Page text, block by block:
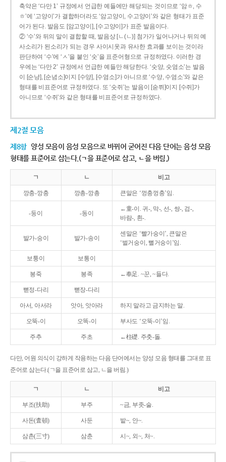
축약은 ‘다만 1’ 규정에서 언급한 예들에만 해당되는 것이므로 ‘암ㅎ, 수
ㅎ’에 ‘고양이’가 결합하더라도 ‘암고양이, 수고양이’와 같은 형태가 표준
어가 된다. 발음도 [암고양이], [수고양이]가 표준 발음이다.
② ‘수’와 뒤의 말이 결합할 때, 발음상 [ㄴ(ㄴ)] 첨가가 일어나거나 뒤의 예
사소리가 된소리가 되는 경우 사이시옷과 유사한 효과를 보이는 것이라
판단하여 ‘수’에 ‘ㅅ’을 붙인 ‘숫’을 표준어형으로 규정하였다. 이러한 경
우에는 ‘다만 2’ 규정에서 언급한 예들만 해당한다. ‘숫양, 숫염소’는 발음
이 [순냥], [순념소]이지 [수양], [수염소]가 아니므로 ‘수양, 수염소’와 같은
형태를 비표준어로 규정하였다. 또 ‘숫쥐’는 발음이 [숟쮜]이지 [수쥐]가
아니므로 ‘수쥐’와 같은 형태를 비표준어로 규정하였다.
제2절 모음
제8항 양성 모음이 음성 모음으로 바뀌어 굳어진 다음 단어는 음성 모음
형태를 표준어로 삼는다.(ㄱ을 표준어로 삼고, ㄴ을 버림.)
ㄱ ㄴ 비고
깡충-깡충 깡총-깡총 큰말은 ‘껑충껑충’임.
-둥이 -동이
←童-이. 귀-, 막-, 선-, 쌍-, 검-,
바람-, 흰-.
발가-숭이 발가-송이
센말은 ‘빨가숭이’, 큰말은
‘벌거숭이, 뻘거숭이’임.
보퉁이 보통이
봉죽 봉족 ←奉足. ~꾼, ~들다.
뻗정-다리 뻗장-다리
아서, 아서라 앗아, 앗아라 하지 말라고 금지하는 말.
오뚝-이 오똑-이 부사도 ‘오뚝-이’임.
주추 주초 ←柱礎. 주춧-돌.
다만, 어원 의식이 강하게 작용하는 다음 단어에서는 양성 모음 형태를 그대로 표
준어로 삼는다.(ㄱ을 표준어로 삼고, ㄴ을 버림.)
ㄱ ㄴ 비고
부조(扶助) 부주 ~금, 부좃-술.
사돈(査頓) 사둔 밭~, 안~.
삼촌(三寸) 삼춘 시~, 외~, 처~.